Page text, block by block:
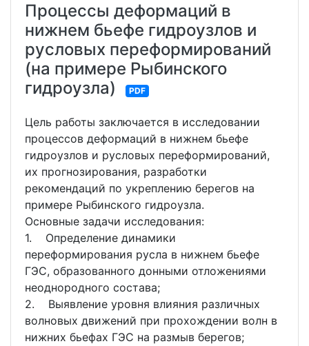
Процессы деформаций в
нижнем бьефе гидроузлов и
русловых переформирований
(на примере Рыбинского
гидроузла)
PDF
Цель работы заключается в исследовании
процессов деформаций в нижнем бьефе
гидроузлов и русловых переформирований,
их прогнозирования, разработки
рекомендаций по укреплению берегов на
примере Рыбинского гидроузла.
Основные задачи исследования:
1. Определение динамики
переформирования русла в нижнем бьефе
ГЭС, образованного донными отложениями
неоднородного состава;
2. Выявление уровня влияния различных
волновых движений при прохождении волн в
нижних бьефах ГЭС на размыв берегов;